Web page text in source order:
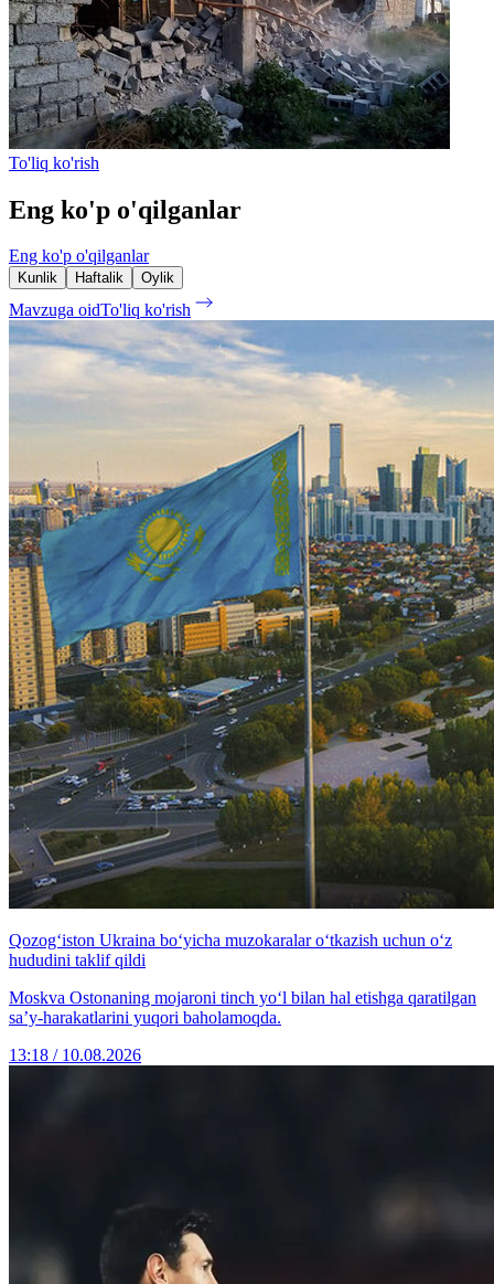
To'liq ko'rish
Eng ko'p o'qilganlar
Eng ko'p o'qilganlar
Kunlik Haftalik Oylik
Mavzuga oidTo'liq ko'rish
Qozog‘iston Ukraina bo‘yicha muzokaralar o‘tkazish uchun o‘z
hududini taklif qildi
Moskva Ostonaning mojaroni tinch yo‘l bilan hal etishga qaratilgan
sa’y-harakatlarini yuqori baholamoqda.
13:18 / 10.08.2026